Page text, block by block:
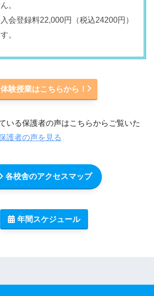
。
会登録料22,000円（税込24200円）
。
体験授業はこちらから！
いる保護者の声はこちらからご覧いた
護者の声を見る
各校舎のアクセスマップ
年間スケジュール